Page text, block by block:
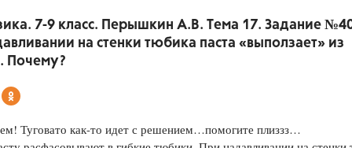
Разумовская М.М.,Габриелян
7-9 класс. Перышкин А.В. Тема 17. Задание
на стенки тюбика паста «выползает» из
Почему?
Туговато как-то идет с решением…помогите плиззз…